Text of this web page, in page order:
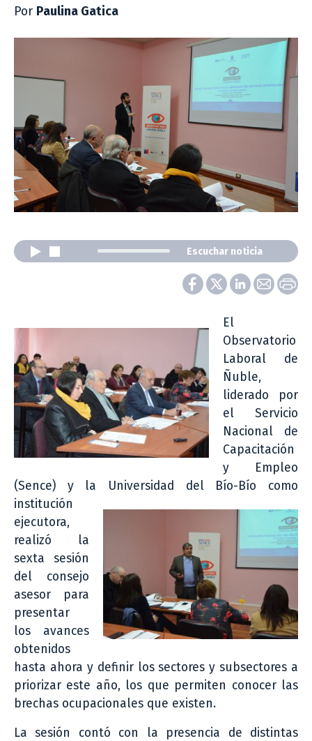
Por Paulina Gatica
Escuchar noticia
El
Observatorio
Laboral de
Ñuble,
liderado por
el Servicio
Nacional de
Capacitación
y Empleo
(Sence) y la Universidad del Bío-Bío como
institución
ejecutora,
realizó la
sexta sesión
del consejo
asesor para
presentar
los avances
obtenidos
hasta ahora y definir los sectores y subsectores a
priorizar este año, los que permiten conocer las
brechas ocupacionales que existen.
La sesión contó con la presencia de distintas